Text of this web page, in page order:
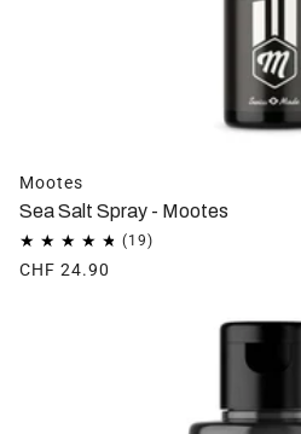
Mootes
Sea Salt Spray - Mootes
CHF 24.90